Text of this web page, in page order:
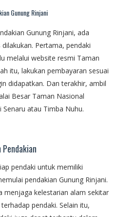
Gunung Rinjani
Gunung Rinjani, ada
Pertama, pendaki
melalui website resmi Taman
itu, lakukan pembayaran sesuai
didapatkan. Dan terakhir, ambil
Besar Taman Nasional
Senaru atau Timba Nuhu.
pendaki untuk memiliki
pendakian Gunung Rinjani.
menjaga kelestarian alam sekitar
pendaki. Selain itu,